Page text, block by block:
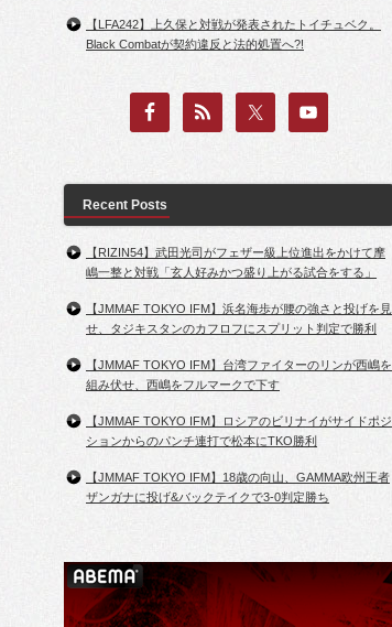
【LFA242】上久保と対戦が発表されたトイチュベク。
Black Combatが契約違反と法的処置へ?!
Recent Posts
【RIZIN54】武田光司がフェザー級上位進出をかけて摩
嶋一整と対戦「玄人好みかつ盛り上がる試合をする」
【JMMAF TOKYO IFM】浜名海歩が腰の強さと投げを見
せ、タジキスタンのカフロフにスプリット判定で勝利
【JMMAF TOKYO IFM】台湾ファイターのリンが西嶋を
組み伏せ、西嶋をフルマークで下す
【JMMAF TOKYO IFM】ロシアのビリナイがサイドポジ
ションからのパンチ連打で松本にTKO勝利
【JMMAF TOKYO IFM】18歳の向山、GAMMA欧州王者
ザンガナに投げ&バックテイクで3-0判定勝ち